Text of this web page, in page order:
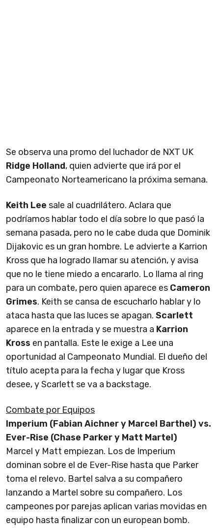
Se observa una promo del luchador de NXT UK
Ridge Holland, quien advierte que irá por el
Campeonato Norteamericano la próxima semana.
Keith Lee sale al cuadrilátero. Aclara que
podríamos hablar todo el día sobre lo que pasó la
semana pasada, pero no le cabe duda que Dominik
Dijakovic es un gran hombre. Le advierte a Karrion
Kross que ha logrado llamar su atención, y avisa
que no le tiene miedo a encararlo. Lo llama al ring
para un combate, pero quien aparece es Cameron
Grimes. Keith se cansa de escucharlo hablar y lo
ataca hasta que las luces se apagan. Scarlett
aparece en la entrada y se muestra a Karrion
Kross en pantalla. Este le exige a Lee una
oportunidad al Campeonato Mundial. El dueño del
título acepta para la fecha y lugar que Kross
desee, y Scarlett se va a backstage.
Combate por Equipos
Imperium (Fabian Aichner y Marcel Barthel) vs.
Ever-Rise (Chase Parker y Matt Martel)
Marcel y Matt empiezan. Los de Imperium
dominan sobre el de Ever-Rise hasta que Parker
toma el relevo. Bartel salva a su compañero
lanzando a Martel sobre su compañero. Los
campeones por parejas aplican varias movidas en
equipo hasta finalizar con un european bomb.